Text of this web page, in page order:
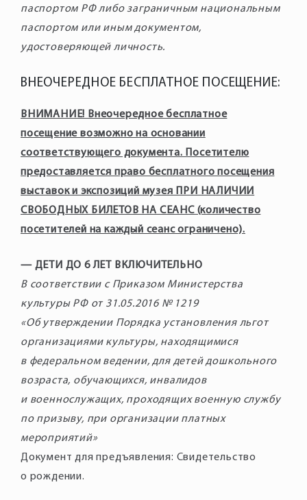
паспортом РФ либо заграничным национальным
паспортом или иным документом,
удостоверяющей личность.
ВНЕОЧЕРЕДНОЕ БЕСПЛАТНОЕ ПОСЕЩЕНИЕ:
ВНИМАНИЕ! Внеочередное бесплатное
посещение возможно на основании
соответствующего документа. Посетителю
предоставляется право бесплатного посещения
выставок и экспозиций музея ПРИ НАЛИЧИИ
СВОБОДНЫХ БИЛЕТОВ НА СЕАНС (количество
посетителей на каждый сеанс ограничено).
— ДЕТИ ДО 6 ЛЕТ ВКЛЮЧИТЕЛЬНО
В соответствии с Приказом Министерства
культуры РФ от 31.05.2016 № 1219
«Об утверждении Порядка установления льгот
организациями культуры, находящимися
в федеральном ведении, для детей дошкольного
возраста, обучающихся, инвалидов
и военнослужащих, проходящих военную службу
по призыву, при организации платных
мероприятий»
Документ для предъявления: Свидетельство
о рождении.